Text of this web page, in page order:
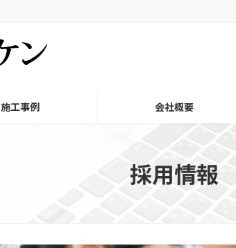
施工事例 会社概要
採用情報